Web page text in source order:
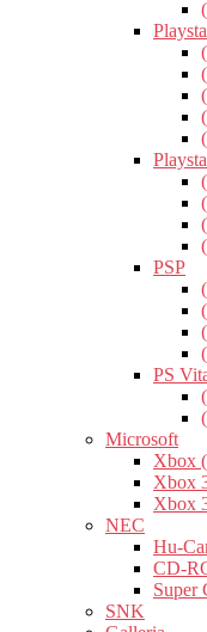
PSP
PS
Microsoft
Xbox
Xbox
Xbox
NEC
Hu-
CD-
Super
SNK